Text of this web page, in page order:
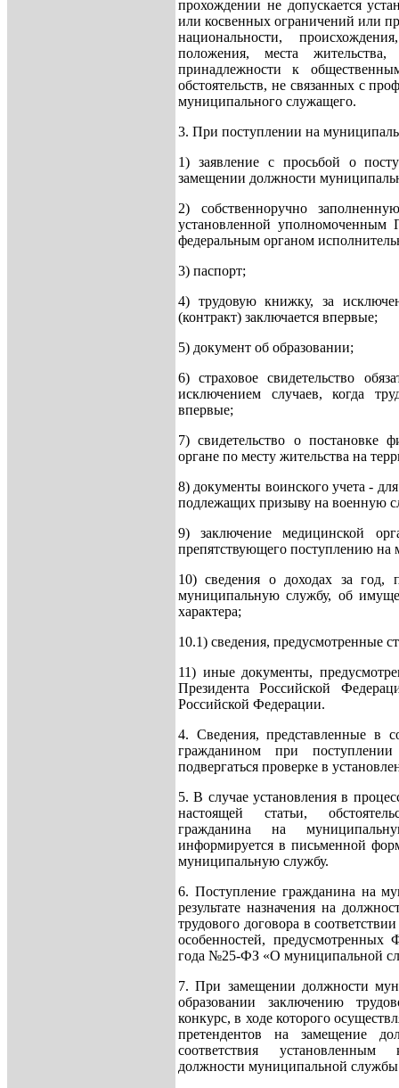
прохождении не допускается
или косвенных ограничений или
национальности,
положения, места
принадлежности к
обстоятельств, не связанных с
муниципального служащего.
3. При поступлении на
1) заявление с просьбой о
замещении должности
2) собственноручно
установленной уполномоченным
федеральным органом
3) паспорт;
4) трудовую книжку, за
(контракт) заключается впервые;
5) документ об образовании;
6) страховое свидетельство
исключением случаев, когда
впервые;
7) свидетельство о постановке
органе по месту жительства на
8) документы воинского учета -
подлежащих призыву на военную
9) заключение медицинской
препятствующего поступлению
10) сведения о доходах за год,
муниципальную службу, об
характера;
10.1) сведения, предусмотренные
11) иные документы,
Президента Российской
Российской Федерации.
4. Сведения, представленные в
гражданином при
подвергаться проверке в
5. В случае установления в
настоящей статьи,
гражданина на
информируется в письменной
муниципальную службу.
6. Поступление гражданина на
результате назначения на
трудового договора в
особенностей,
года №25-ФЗ «О муниципальной
7. При замещении должности
образовании заключению
конкурс, в ходе которого
претендентов на замещение
соответствия
должности муниципальной